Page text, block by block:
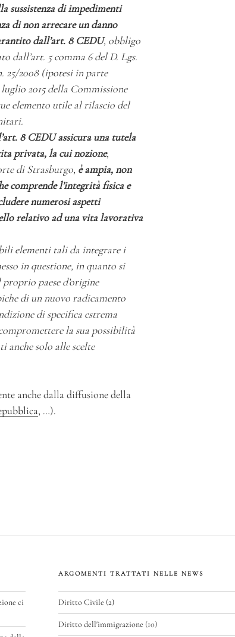
sussistenza di impedimenti
di non arrecare un danno
dall’art. 8 CEDU, obbligo
dall’art. 5 comma 6 del D. Lgs.
25/2008 (ipotesi in parte
2015 della Commissione
elemento utile al rilascio del
8 CEDU assicura una tutela
privata, la cui nozione,
di Strasburgo, è ampia, non
comprende l’integrità fisica e
numerosi aspetti
relativo ad una vita lavorativa
elementi tali da integrare i
in questione, in quanto si
paese d’origine
di un nuovo radicamento
di specifica estrema
la sua possibilità
solo alle scelte
anche dalla diffusione della
, …).
ci
ARGOMENTI TRATTATI NELLE NEWS
Diritto Civile (2)
Diritto dell'immigrazione (10)